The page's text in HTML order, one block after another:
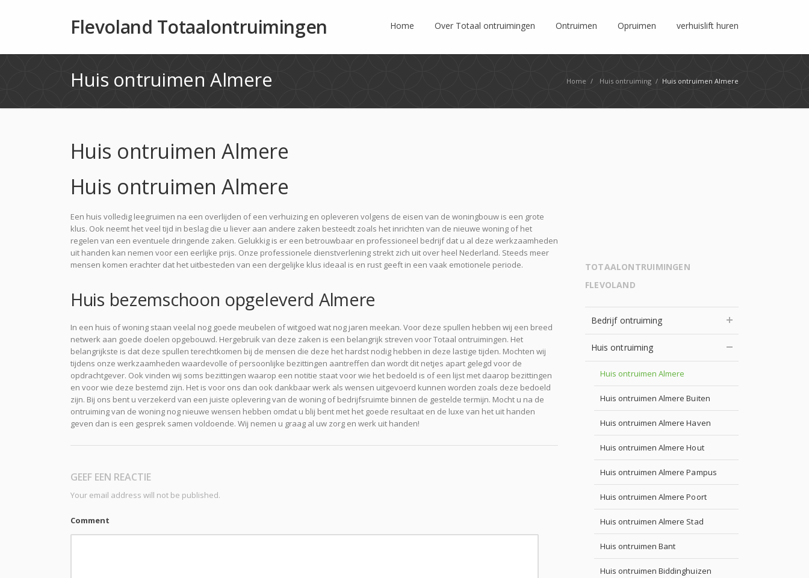
Flevoland Totaalontruimingen Home Over Totaal ontruimingen Ontruimen Opruimen verhuislift huren
Home / Huis ontruiming / Huis ontruimen Almere
Huis ontruimen Almere
Huis ontruimen Almere
Huis ontruimen Almere
Een huis volledig leegruimen na een overlijden of een verhuizing en opleveren volgens de eisen van de woningbouw is een grote
klus. Ook neemt het veel tijd in beslag die u liever aan andere zaken besteedt zoals het inrichten van de nieuwe woning of het
regelen van een eventuele dringende zaken. Gelukkig is er een betrouwbaar en professioneel bedrijf dat u al deze werkzaamheden
uit handen kan nemen voor een eerlijke prijs. Onze professionele dienstverlening strekt zich uit over heel Nederland. Steeds meer
mensen komen erachter dat het uitbesteden van een dergelijke klus ideaal is en rust geeft in een vaak emotionele periode.
Huis bezemschoon opgeleverd Almere
In een huis of woning staan veelal nog goede meubelen of witgoed wat nog jaren meekan. Voor deze spullen hebben wij een breed
netwerk aan goede doelen opgebouwd. Hergebruik van deze zaken is een belangrijk streven voor Totaal ontruimingen. Het
belangrijkste is dat deze spullen terechtkomen bij de mensen die deze het hardst nodig hebben in deze lastige tijden. Mochten wij
tijdens onze werkzaamheden waardevolle of persoonlijke bezittingen aantreffen dan wordt dit netjes apart gelegd voor de
opdrachtgever. Ook vinden wij soms bezittingen waarop een notitie staat voor wie het bedoeld is of een lijst met daarop bezittingen
en voor wie deze bestemd zijn. Het is voor ons dan ook dankbaar werk als wensen uitgevoerd kunnen worden zoals deze bedoeld
zijn. Bij ons bent u verzekerd van een juiste oplevering van de woning of bedrijfsruimte binnen de gestelde termijn. Mocht u na de
ontruiming van de woning nog nieuwe wensen hebben omdat u blij bent met het goede resultaat en de luxe van het uit handen
geven dan is een gesprek samen voldoende. Wij nemen u graag al uw zorg en werk uit handen!
GEEF EEN REACTIE
Your email address will not be published.
Comment
TOTAALONTRUIMINGEN
FLEVOLAND
Bedrijf ontruiming
Huis ontruiming
Huis ontruimen Almere
Huis ontruimen Almere Buiten
Huis ontruimen Almere Haven
Huis ontruimen Almere Hout
Huis ontruimen Almere Pampus
Huis ontruimen Almere Poort
Huis ontruimen Almere Stad
Huis ontruimen Bant
Huis ontruimen Biddinghuizen